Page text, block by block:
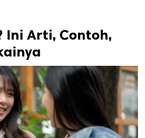
Ini Arti, Contoh,